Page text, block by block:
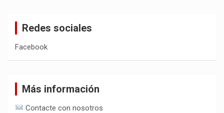
Redes sociales
Facebook
Más información
Contacte con nosotros